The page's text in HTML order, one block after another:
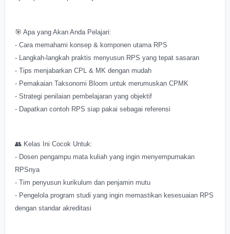
🎯 Apa yang Akan Anda Pelajari:
- Cara memahami konsep & komponen utama RPS
- Langkah-langkah praktis menyusun RPS yang tepat sasaran
- Tips menjabarkan CPL & MK dengan mudah
- Pemakaian Taksonomi Bloom untuk merumuskan CPMK
- Strategi penilaian pembelajaran yang objektif
- Dapatkan contoh RPS siap pakai sebagai referensi
👥 Kelas Ini Cocok Untuk:
- Dosen pengampu mata kuliah yang ingin menyempurnakan
RPSnya
- Tim penyusun kurikulum dan penjamin mutu
- Pengelola program studi yang ingin memastikan kesesuaian RPS
dengan standar akreditasi